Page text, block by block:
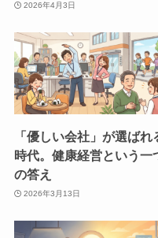
2026年4月3日
「優しい会社」が選ばれ
時代。健康経営という一
の答え
2026年3月13日